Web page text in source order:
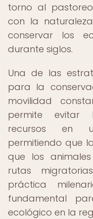
torno al
con la
conservar los
durante siglos.
Una de las
para la
movilidad
permite evitar
recursos en
permitiendo que
que los
rutas
práctica
fundamental
ecológico en la